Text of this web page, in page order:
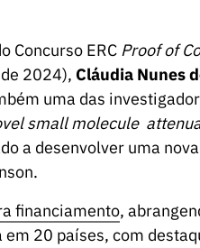
Concurso ERC Proof of
2024), Cláudia Nunes
uma das
small molecule
a desenvolver uma
financiamento,
20 países, com